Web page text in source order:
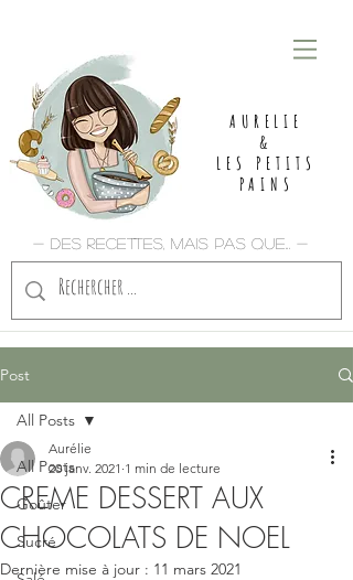
AURELIE
&
LES PETITS
PAINS
- Des recettes, mais pas que... -
Post
All Posts
Goûter
Sucré
All Posts
CREME DESSERT AUX
CHOCOLATS DE NOEL
Aurélie
20 janv. 2021 1 min de lecture
Dernière mise à jour : 11 mars 2021